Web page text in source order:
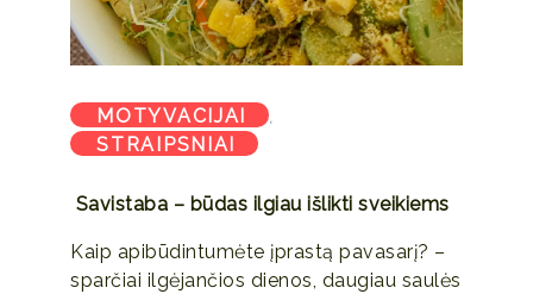
MOTYVACIJAI ,
STRAIPSNIAI
Savistaba – būdas ilgiau išlikti sveikiems
Kaip apibūdintumėte įprastą pavasarį? –
sparčiai ilgėjančios dienos, daugiau saulės